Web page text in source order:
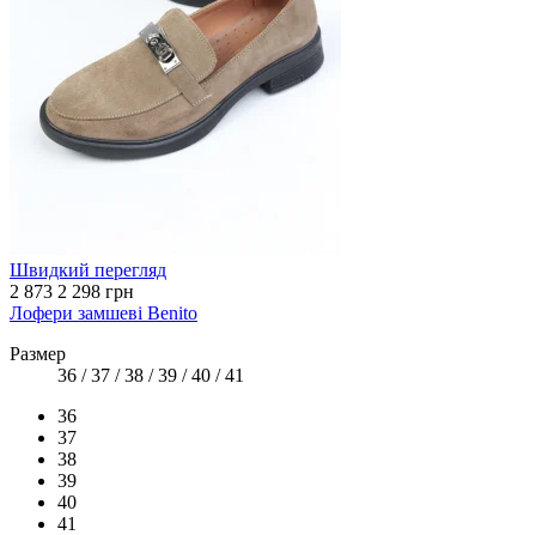
Швидкий перегляд
2 873 2 298 грн
Лофери замшеві Benito
Размер
36 / 37 / 38 / 39 / 40 / 41
36
37
38
39
40
41